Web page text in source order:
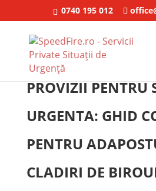
0740 195 012
PROVIZII PENTRU
URGENTA: GHID
PENTRU
CLADIRI DE